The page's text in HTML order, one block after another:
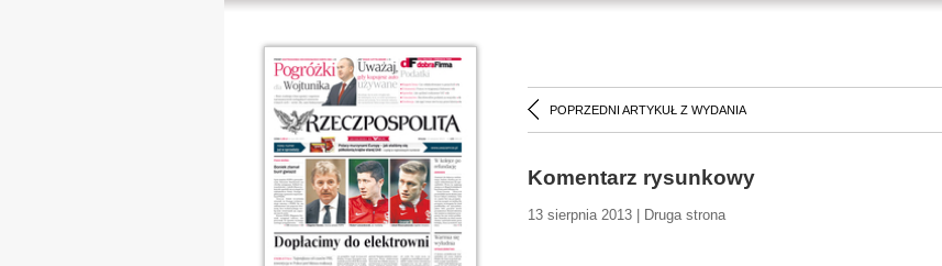
POPRZEDNI ARTYKUŁ Z WYDANIA
Komentarz rysunkowy
13 sierpnia 2013 | Druga strona